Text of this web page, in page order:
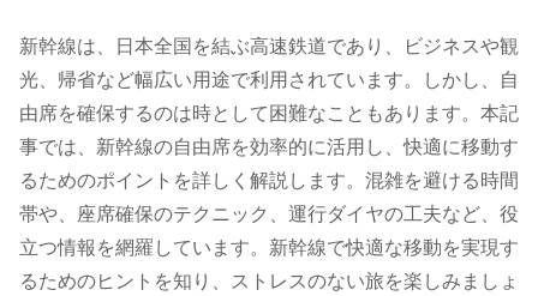
新幹線は、日本全国を結ぶ高速鉄道であり、ビジネスや観
光、帰省など幅広い用途で利用されています。しかし、自
由席を確保するのは時として困難なこともあります。本記
事では、新幹線の自由席を効率的に活用し、快適に移動す
るためのポイントを詳しく解説します。混雑を避ける時間
帯や、座席確保のテクニック、運行ダイヤの工夫など、役
立つ情報を網羅しています。新幹線で快適な移動を実現す
るためのヒントを知り、ストレスのない旅を楽しみましょ